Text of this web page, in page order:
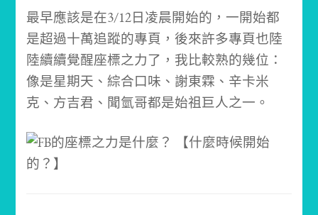
最早應該是在3/12日凌晨開始的，一開始都
是超過十萬追蹤的專頁，後來許多專頁也陸
陸續續覺醒座標之力了，我比較熟的幾位：
像是星期天、綜合口味、謝東霖、辛卡米
克、方吉君、聞氫哥都是始祖巨人之一。